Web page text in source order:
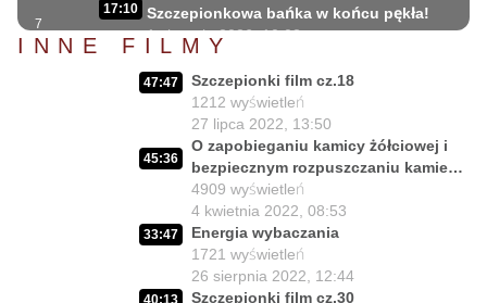
7
17:10 Szczepionkowa bańka w końcu pękła!
1 sierpnia 2026, 10:02
NIESPODZIANKA u Prezydenta
Nawrockiego!!
30 lipca 2026, 15:45
Czy Prezydent uratuje chorych Polaków?
29 lipca 2026, 11:00
Czy da się lepiej leczyć ?
27 lipca 2026, 11:01
Jedna osoba zadecyduje : będziesz
zdrowy lub umrzesz.
INNE FILMY
47:47
Szczepionki film cz.18
1212 wyświetleń
27 lipca 2022, 13:50
45:36
O zapobieganiu kamicy żółciowej i
bezpiecznym rozpuszczaniu kamieni
żółciowych
4909 wyświetleń
4 kwietnia 2022, 08:53
33:47
Energia wybaczania
1721 wyświetleń
26 sierpnia 2022, 12:44
40:13 Szczepionki film cz.30